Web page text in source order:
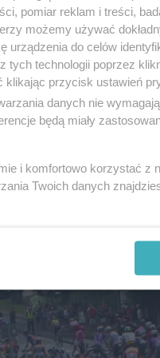
brzegiem
Nie może tam
pomiar reklam i treści,
możemy używać
do celów
technologii poprzez
przycisk ustawień
danych nie
będą miały
i komfortowo korzystać z
Twoich danych